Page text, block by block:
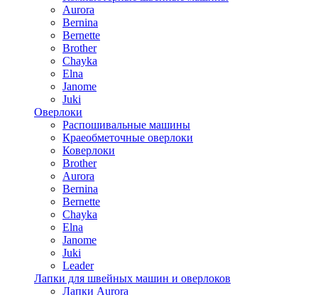
Aurora
Bernina
Bernette
Brother
Chayka
Elna
Janome
Juki
Оверлоки
Распошивальные машины
Краеобметочные оверлоки
Коверлоки
Brother
Aurora
Bernina
Bernette
Chayka
Elna
Janome
Juki
Leader
Лапки для швейных машин и оверлоков
Лапки Aurora